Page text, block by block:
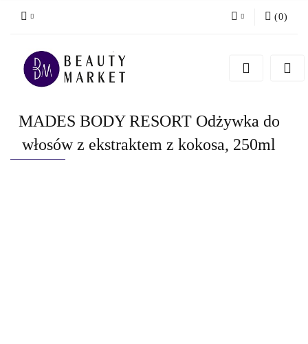
Zarejestruj się
(0)
MADES BODY RESORT Odżywka do
włosów z ekstraktem z kokosa, 250ml